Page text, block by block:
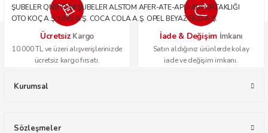
ŞUBELER QNB TÜM ŞUBELER ALSTOM AFER-ATE-APU ADİ ORTAKLIĞI
OTO KOÇ A.Ş. OPİS A.Ş. COCA COLA A.Ş. OPEL BEYAZ FİLO A.Ş.
Ücretsiz Kargo
10.000 TL ve üzeri alışverişlerinizde
ücretsiz kargo fırsatı.
İade & Değişim İmkanı
Satın aldığınız ürünlerde kolay
iade ve değişim imkanı.
Kurumsal
Sözleşmeler